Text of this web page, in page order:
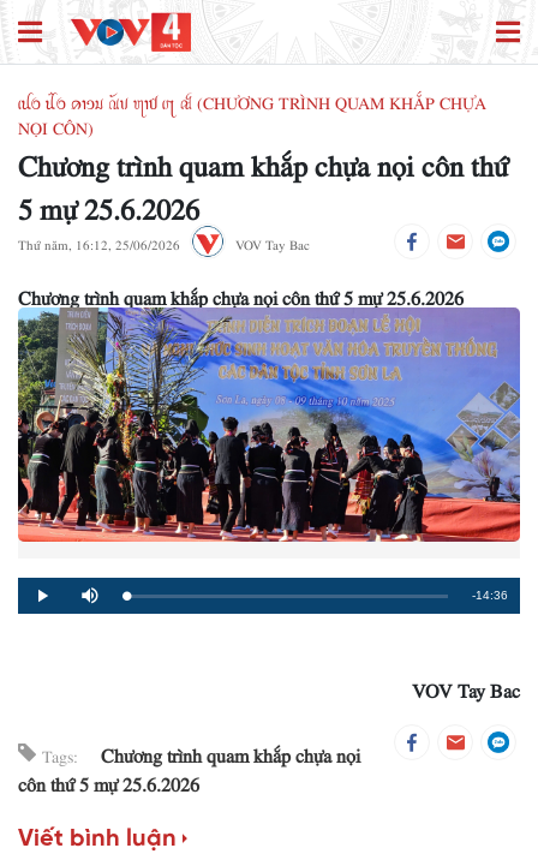
ꪹꪊꪉ ꪊꪲꪉ ꪁꪱꪫꪣ ꪄꪰꪚ ꪨꪱꪥ ꪹꪋ ꫛ (CHƯƠNG TRÌNH QUAM KHẮP CHỰA
NỌI CÔN)
Chương trình quam khắp chựa nọi côn thứ
5 mự 25.6.2026
Thứ năm, 16:12, 25/06/2026 VOV Tay Bac
Chương trình quam khắp chựa nọi côn thứ 5 mự 25.6.2026
Play Mute Loaded:
0%
Progress:
0%
Remaining
-14:36
VOV Tay Bac
Tags:
Chương trình quam khắp chựa nọi
côn thứ 5 mự 25.6.2026
Viết bình luận